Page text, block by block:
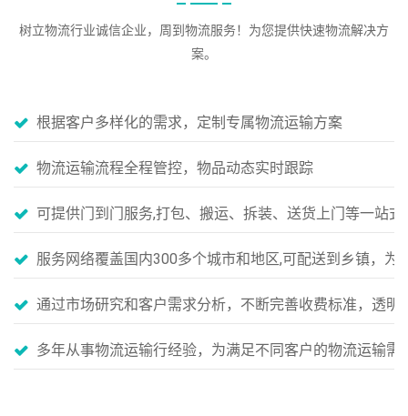
树立物流行业诚信企业，周到物流服务！为您提供快速物流解决方
案。
根据客户多样化的需求，定制专属物流运输方案
物流运输流程全程管控，物品动态实时跟踪
可提供门到门服务,打包、搬运、拆装、送货上门等一站
服务网络覆盖国内300多个城市和地区,可配送到乡镇，为
通过市场研究和客户需求分析，不断完善收费标准，透明
多年从事物流运输行经验，为满足不同客户的物流运输